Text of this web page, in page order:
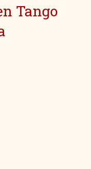
Tango